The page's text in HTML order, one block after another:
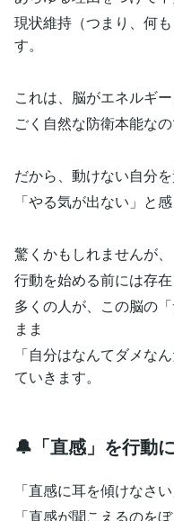
現状維持（つまり、何
す。
これは、脳がエネルギ
ごく自然な防衛本能なの
だから、動けない自分
「やる気が出ない」と
驚くかもしれませんが
行動を始める前には存在
多くの人が、この脳の
まま
「自分はなんてダメな
ていきます。
🔔「直感」を行動
「直感に耳を傾けなさ
「直感が聞こえるのを